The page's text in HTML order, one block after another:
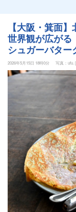
【大阪・箕面
世界観が広がる
シュガーバタ
2026年5月15日 18時0分 写真：ufu.